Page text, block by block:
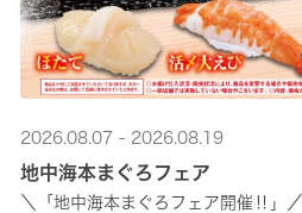
2026.08.07 - 2026.08.19
地中海本まぐろフェア
＼「地中海本まぐろフェア開催‼」／